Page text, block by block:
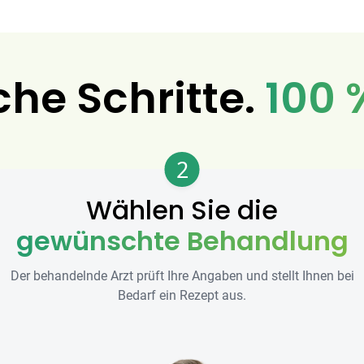
Schritte. 100
2
Wählen Sie die
gewünschte Behandlung
Der behandelnde Arzt prüft Ihre Angaben und stellt Ihnen bei
Bedarf ein Rezept aus.